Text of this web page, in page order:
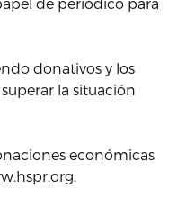
donativos y los
la situación
económicas